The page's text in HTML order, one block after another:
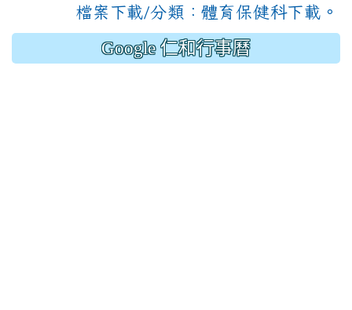
檔案下載/分類：體育保健科下載。
Google 仁和行事曆